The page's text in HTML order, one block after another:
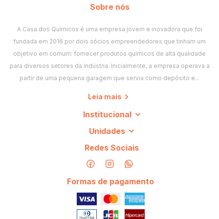
Fruta + creme: qualquer fruta ganha corpo com um creme
Capella ao fundo
Baunilha + caramelo
: base clássica de sobremesa
Chocolate + avelã ou café: profundidade sem enjoar
Compre Capella na Casa dos Químicos
Trabalhamos com frascos pequenos, ideais para testar
sabores novos, e volumes maiores para produção, com nota
fiscal e envio para todo o Brasil. Veja também
Perguntas frequentes sobre Capella
Sobre nós
A Casa dos Químicos é uma empresa jovem e inovadora que foi
fundada em 2016 por dois sócios empreendedores que tinham um
objetivo em comum: fornecer produtos químicos de alta qualidade
para diversos setores da indústria. Inicialmente, a empresa operava a
partir de uma pequena garagem que servia como depósito e...
Leia mais
Institucional
Unidades
Redes Sociais
Formas de pagamento